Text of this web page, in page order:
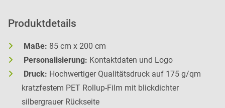
Produktdetails
Maße: 85 cm x 200 cm
Personalisierung: Kontaktdaten und Logo
Druck: Hochwertiger Qualitätsdruck auf 175 g/qm
kratzfestem PET Rollup-Film mit blickdichter
silbergrauer Rückseite